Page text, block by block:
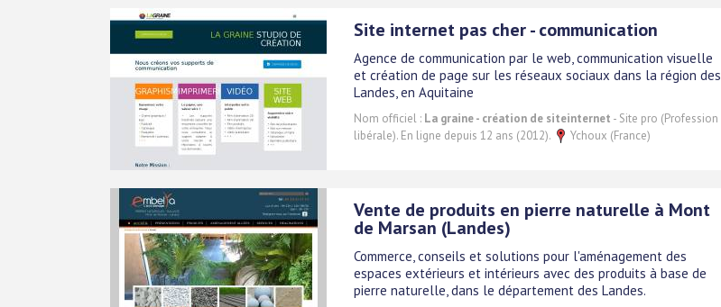
Site internet pas cher - communication
Agence de communication par le web, communication visuelle
et création de page sur les réseaux sociaux dans la région des
Landes, en Aquitaine
Nom officiel : La graine - création de siteinternet - Site pro (Profession
libérale). En ligne depuis 12 ans (2012).
Ychoux (France)
Vente de produits en pierre naturelle à Mont
de Marsan (Landes)
Commerce, conseils et solutions pour l'aménagement des
espaces extérieurs et intérieurs avec des produits à base de
pierre naturelle, dans le département des Landes.